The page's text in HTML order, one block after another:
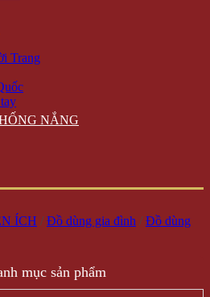
Trang
NẮNG
ÍCH / Đồ dùng gia đình / Đồ dùng
mục sản phẩm